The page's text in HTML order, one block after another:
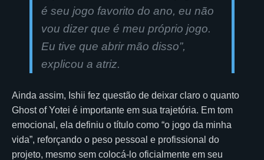
é seu jogo favorito do ano, eu não
vou dizer que é meu próprio jogo.
Eu tive que abrir mão disso”,
explicou a atriz.
Ainda assim, Ishii fez questão de deixar claro o quanto
Ghost of Yotei é importante em sua trajetória. Em tom
emocional, ela definiu o título como “o jogo da minha
vida”, reforçando o peso pessoal e profissional do
projeto, mesmo sem colocá-lo oficialmente em seu